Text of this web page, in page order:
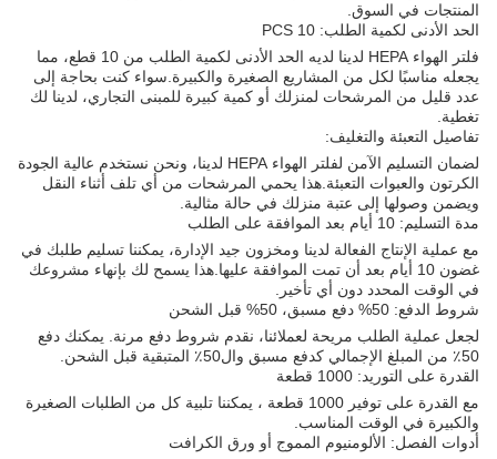
المنتجات في السوق.
الحد الأدنى لكمية الطلب: 10 PCS
فلتر الهواء HEPA لدينا لديه الحد الأدنى لكمية الطلب من 10 قطع، مما
يجعله مناسبًا لكل من المشاريع الصغيرة والكبيرة.سواء كنت بحاجة إلى
عدد قليل من المرشحات لمنزلك أو كمية كبيرة للمبنى التجاري، لدينا لك
تغطية.
تفاصيل التعبئة والتغليف:
لضمان التسليم الآمن لفلتر الهواء HEPA لدينا، ونحن نستخدم عالية الجودة
الكرتون والعبوات التعبئة.هذا يحمي المرشحات من أي تلف أثناء النقل
ويضمن وصولها إلى عتبة منزلك في حالة مثالية.
مدة التسليم: 10 أيام بعد الموافقة على الطلب
مع عملية الإنتاج الفعالة لدينا ومخزون جيد الإدارة، يمكننا تسليم طلبك في
غضون 10 أيام بعد أن تمت الموافقة عليها.هذا يسمح لك بإنهاء مشروعك
في الوقت المحدد دون أي تأخير.
شروط الدفع: 50% دفع مسبق، 50% قبل الشحن
لجعل عملية الطلب مريحة لعملائنا، نقدم شروط دفع مرنة. يمكنك دفع
50٪ من المبلغ الإجمالي كدفع مسبق وال50٪ المتبقية قبل الشحن.
القدرة على التوريد: 1000 قطعة
مع القدرة على توفير 1000 قطعة ، يمكننا تلبية كل من الطلبات الصغيرة
والكبيرة في الوقت المناسب.
أدوات الفصل: الألومنيوم المموج أو ورق الكرافت